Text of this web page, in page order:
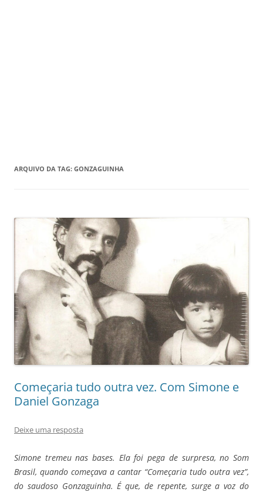
ARQUIVO DA TAG: GONZAGUINHA
Começaria tudo outra vez. Com Simone e
Daniel Gonzaga
Deixe uma resposta
Simone tremeu nas bases. Ela foi pega de surpresa, no Som
Brasil, quando começava a cantar “Começaria tudo outra vez”,
do saudoso Gonzaguinha. É que, de repente, surge a voz do